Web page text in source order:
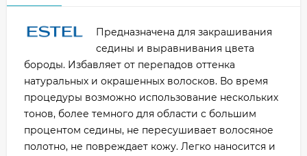
Предназначена для закрашивания
седины и выравнивания цвета
бороды. Избавляет от перепадов оттенка
натуральных и окрашенных волосков. Во время
процедуры возможно использование нескольких
тонов, более темного для области с большим
процентом седины, не пересушивает волосяное
полотно, не повреждает кожу. Легко наносится и